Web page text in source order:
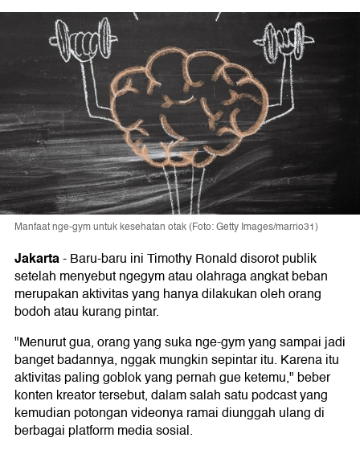
Manfaat nge-gym untuk kesehatan otak (Foto: Getty Images/marrio31)
Jakarta-Baru-baru ini Timothy Ronald disorot publik
setelah menyebut ngegym atau olahraga angkat beban
merupakan aktivitas yang hanya dilakukan oleh orang
bodoh atau kurang pintar.
"Menurut gua, orang yang suka nge-gym yang sampai jadi
banget badannya, nggak mungkin sepintar itu. Karena itu
aktivitas paling goblok yang pernah gue ketemu," beber
konten kreator tersebut, dalam salah satu podcast yang
kemudian potongan videonya ramai diunggah ulang di
berbagai platform media sosial.